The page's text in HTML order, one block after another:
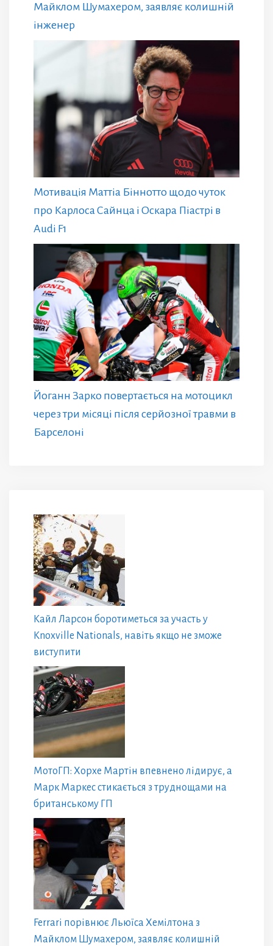
Майклом Шумахером, заявляє колишній
інженер
Мотивація Маттіа Біннотто щодо чуток
про Карлоса Сайнца і Оскара Піастрі в
Audi F1
Йоганн Зарко повертається на мотоцикл
через три місяці після серйозної травми в
Барселоні
Кайл Ларсон боротиметься за участь у
Knoxville Nationals, навіть якщо не зможе
виступити
МотоГП: Хорхе Мартін впевнено лідирує, а
Марк Маркес стикається з труднощами на
британському ГП
Ferrari порівнює Льюїса Хемілтона з
Майклом Шумахером, заявляє колишній